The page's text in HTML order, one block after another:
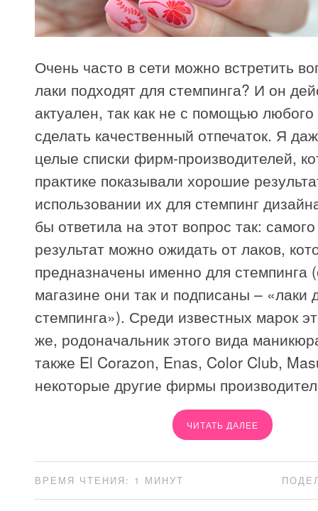
Очень часто в сети можно встретить
лаки подходят для стемпинга? И он
актуален, так как не с помощью
сделать качественный отпечаток. Я
целые списки фирм-производителей,
практике показывали хорошие
использовании их для стемпинг
бы ответила на этот вопрос так:
результат можно ожидать от лаков,
предназначены именно для стемпинга
магазине они так и подписаны – «лаки
стемпинга»). Среди известных марок
же, родоначальник этого вида
также El Corazon, Enas, Color Club,
некоторые другие фирмы
ЧИТАТЬ ДАЛЕЕ
ВРЕМЯ ЧТЕНИЯ: 1 МИНУТ